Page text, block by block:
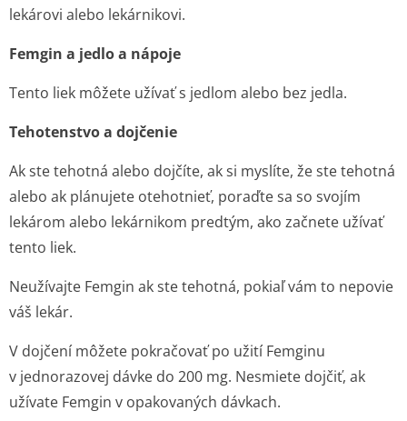
lekárovi alebo lekárnikovi.
Femgin a jedlo a nápoje
Tento liek môžete užívať s jedlom alebo bez jedla.
Tehotenstvo a dojčenie
Ak ste tehotná alebo dojčíte, ak si myslíte, že ste tehotná
alebo ak plánujete otehotnieť, poraďte sa so svojím
lekárom alebo lekárnikom predtým, ako začnete užívať
tento liek.
Neužívajte Femgin ak ste tehotná, pokiaľ vám to nepovie
váš lekár.
V dojčení môžete pokračovať po užití Femginu
v jednorazovej dávke do 200 mg. Nesmiete dojčiť, ak
užívate Femgin v opakovaných dávkach.